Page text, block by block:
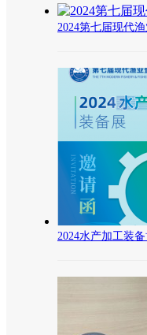
2024第七届现代
2024水产加工装